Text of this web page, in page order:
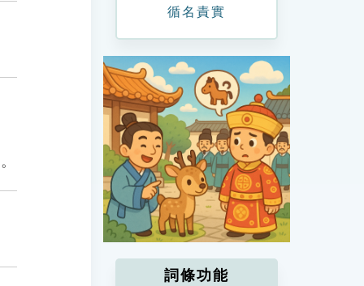
循名責實
詞條功能